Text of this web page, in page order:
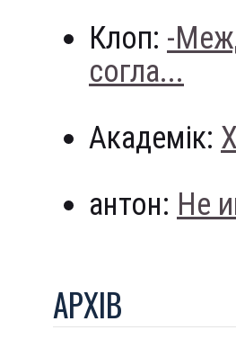
Клоп: -
согла...
Академік:
антон: Не
АРХIВ